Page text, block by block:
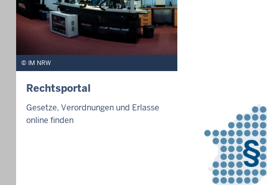
IM NRW
Rechtsportal
Gesetze, Verordnungen und Erlasse
online finden